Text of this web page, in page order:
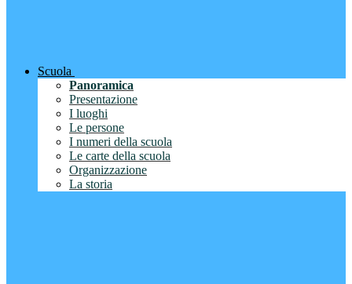
Scuola
Panoramica
Presentazione
I luoghi
Le persone
I numeri della scuola
Le carte della scuola
Organizzazione
La storia